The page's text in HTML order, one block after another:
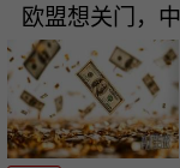
欧盟想关门，